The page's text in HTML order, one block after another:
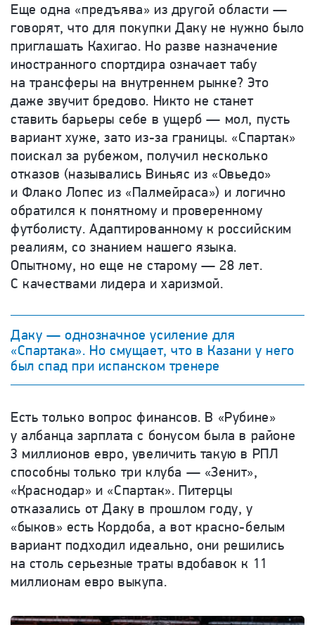
Еще одна «предъява» из другой области —
говорят, что для покупки Даку не нужно было
приглашать Кахигао. Но разве назначение
иностранного спортдира означает табу
на трансферы на внутреннем рынке? Это
даже звучит бредово. Никто не станет
ставить барьеры себе в ущерб — мол, пусть
вариант хуже, зато из-за границы. «Спартак»
поискал за рубежом, получил несколько
отказов (назывались Виньяс из «Овьедо»
и Флако Лопес из «Палмейраса») и логично
обратился к понятному и проверенному
футболисту. Адаптированному к российским
реалиям, со знанием нашего языка.
Опытному, но еще не старому — 28 лет.
С качествами лидера и харизмой.
Даку — однозначное усиление для
«Спартака». Но смущает, что в Казани у него
был спад при испанском тренере
Есть только вопрос финансов. В «Рубине»
у албанца зарплата с бонусом была в районе
3 миллионов евро, увеличить такую в РПЛ
способны только три клуба — «Зенит»,
«Краснодар» и «Спартак». Питерцы
отказались от Даку в прошлом году, у
«быков» есть Кордоба, а вот красно-белым
вариант подходил идеально, они решились
на столь серьезные траты вдобавок к 11
миллионам евро выкупа.